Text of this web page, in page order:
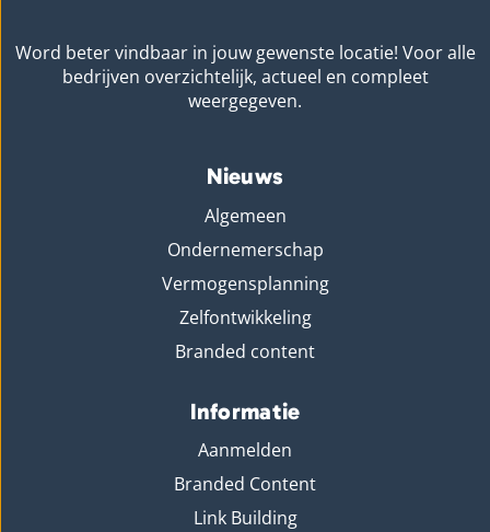
Word beter vindbaar in jouw gewenste locatie! Voor alle
bedrijven overzichtelijk, actueel en compleet
weergegeven.
Nieuws
Algemeen
Ondernemerschap
Vermogensplanning
Zelfontwikkeling
Branded content
Informatie
Aanmelden
Branded Content
Link Building